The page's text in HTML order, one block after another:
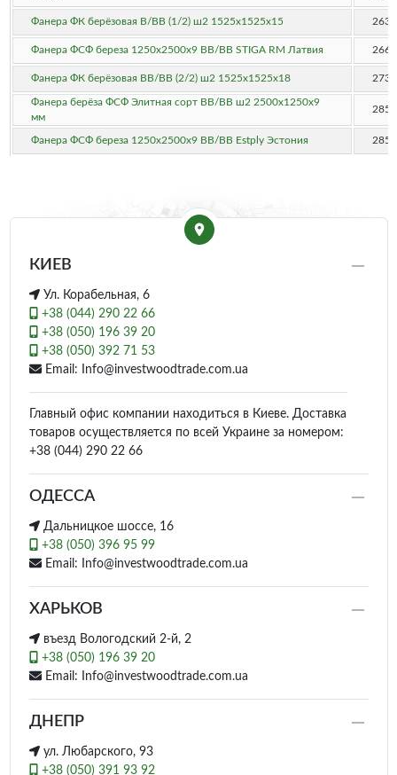
Фанера ФК берёзовая B/BB (1/2) ш2 1525x1525x15
Фанера ФСФ береза 1250х2500х9 BB/BB STIGA RM Латвия
Фанера ФК берёзовая BB/BB (2/2) ш2 1525x1525x18
Фанера берёза ФСФ Элитная сорт BB/BB ш2 2500x1250x9
мм
Фанера ФСФ береза 1250х2500х9 BB/BB Estply Эстония
КИЕВ
Ул. Корабельная, 6
+38 (044) 290 22 66
+38 (050) 196 39 20
+38 (050) 392 71 53
Email: Info@investwoodtrade.com.ua
Главный офис компании находиться в Киеве. Доставка
товаров осуществляется по всей Украине за номером:
+38 (044) 290 22 66
ОДЕССА
Дальницкое шоссе, 16
+38 (050) 396 95 99
Email: Info@investwoodtrade.com.ua
ХАРЬКОВ
въезд Вологодский 2-й, 2
+38 (050) 196 39 20
Email: Info@investwoodtrade.com.ua
ДНЕПР
ул. Любарского, 93
+38 (050) 391 93 92